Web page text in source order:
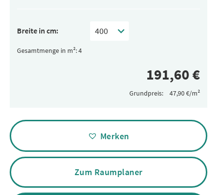
Breite in cm:
Gesamtmenge in m²:
Grundpreis:
Alternative:
Merken
Zum Raumplaner